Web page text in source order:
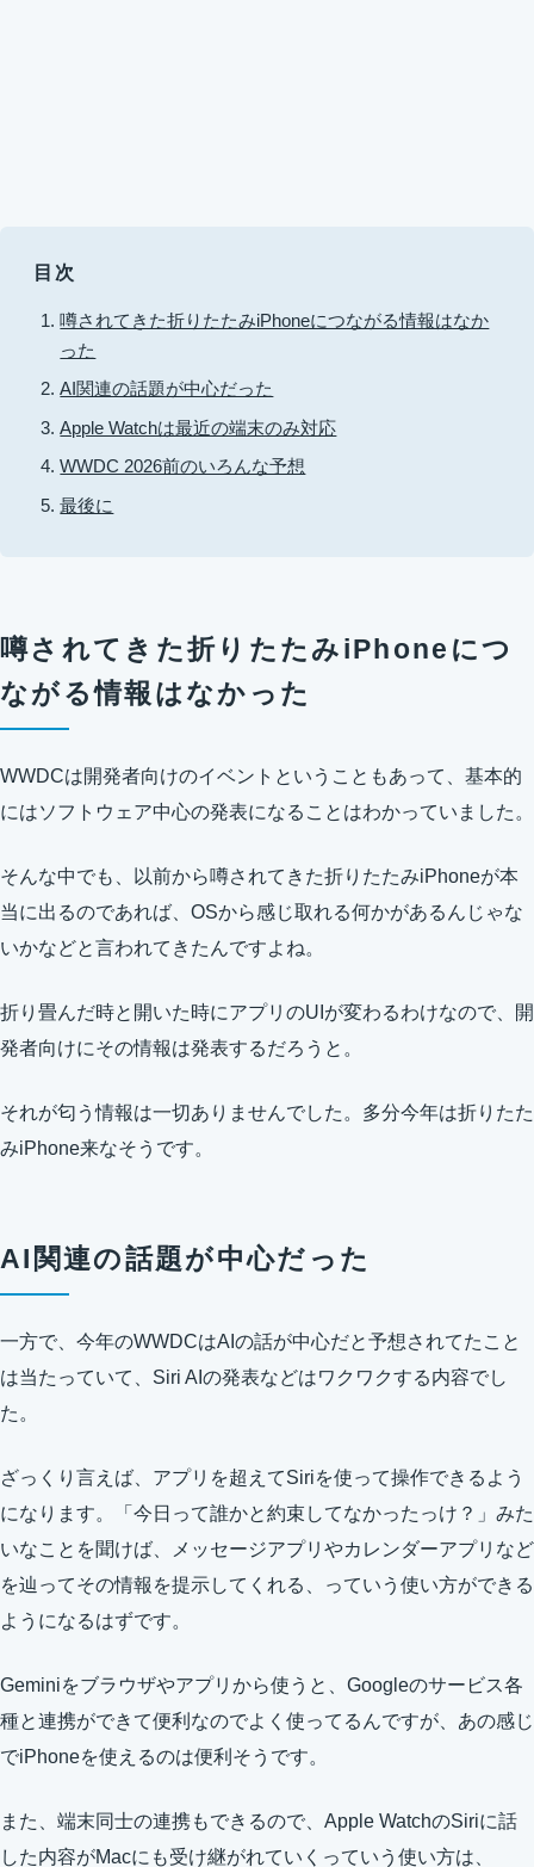
目次
噂されてきた折りたたみiPhoneにつながる情報はなか
った
AI関連の話題が中心だった
Apple Watchは最近の端末のみ対応
WWDC 2026前のいろんな予想
最後に
噂されてきた折りたたみiPhoneにつ
ながる情報はなかった
WWDCは開発者向けのイベントということもあって、基本的
にはソフトウェア中心の発表になることはわかっていました。
そんな中でも、以前から噂されてきた折りたたみiPhoneが本
当に出るのであれば、OSから感じ取れる何かがあるんじゃな
いかなどと言われてきたんですよね。
折り畳んだ時と開いた時にアプリのUIが変わるわけなので、開
発者向けにその情報は発表するだろうと。
それが匂う情報は一切ありませんでした。多分今年は折りたた
みiPhone来なそうです。
AI関連の話題が中心だった
一方で、今年のWWDCはAIの話が中心だと予想されてたこと
は当たっていて、Siri AIの発表などはワクワクする内容でし
た。
ざっくり言えば、アプリを超えてSiriを使って操作できるよう
になります。「今日って誰かと約束してなかったっけ？」みた
いなことを聞けば、メッセージアプリやカレンダーアプリなど
を辿ってその情報を提示してくれる、っていう使い方ができる
ようになるはずです。
Geminiをブラウザやアプリから使うと、Googleのサービス各
種と連携ができて便利なのでよく使ってるんですが、あの感じ
でiPhoneを使えるのは便利そうです。
また、端末同士の連携もできるので、Apple WatchのSiriに話
した内容がMacにも受け継がれていくっていう使い方は、